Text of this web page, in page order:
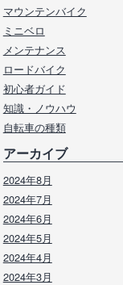
マウンテンバイク
ミニベロ
メンテナンス
ロードバイク
初心者ガイド
知識・ノウハウ
自転車の種類
アーカイブ
2024年8月
2024年7月
2024年6月
2024年5月
2024年4月
2024年3月